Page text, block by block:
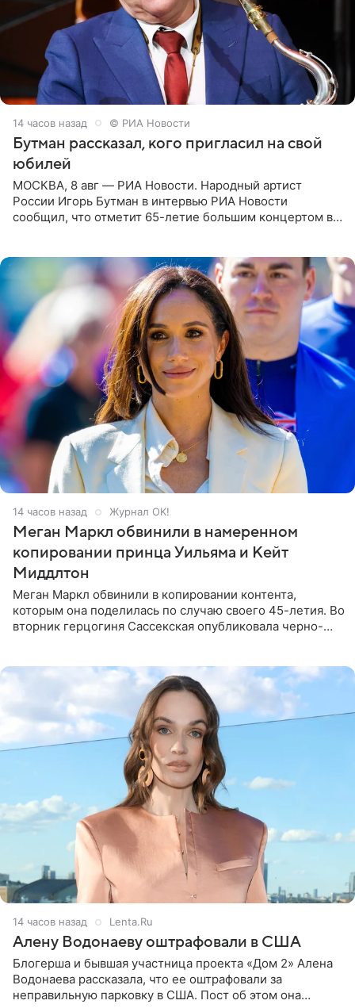
14 часов назад © РИА Новости
Бутман рассказал, кого пригласил на свой
юбилей
МОСКВА, 8 авг — РИА Новости. Народный артист
России Игорь Бутман в интервью РИА Новости
сообщил, что отметит 65-летие большим концертом в
14 часов назад Журнал OK!
Меган Маркл обвинили в намеренном
копировании принца Уильяма и Кейт
Миддлтон
Меган Маркл обвинили в копировании контента,
которым она поделилась по случаю своего 45-летия. Во
вторник герцогиня Сассекская опубликовала черно-
14 часов назад Lenta.Ru
Алену Водонаеву оштрафовали в США
Блогерша и бывшая участница проекта «Дом 2» Алена
Водонаева рассказала, что ее оштрафовали за
неправильную парковку в США. Пост об этом она